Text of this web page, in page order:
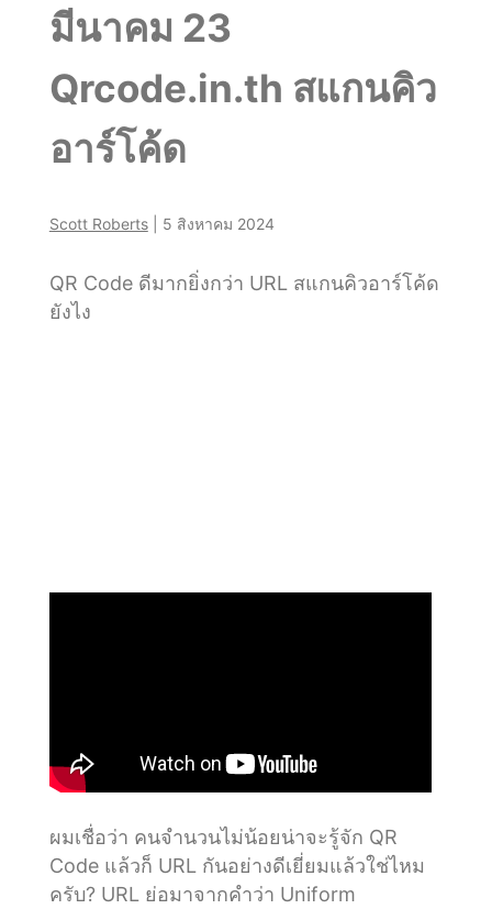
กว่า
10
ล้าน
บาท
ถอน
มีนาคม 23
Qrcode.in.th สแกนคิว
อาร์โค้ด
Scott Roberts 5 สิงหาคม 2024
QR Code ดีมากยิ่งกว่า URL สแกนคิวอาร์โค้ด
ยังไง
ผมเชื่อว่า คนจำนวนไม่น้อยน่าจะรู้จัก QR
Code แล้วก็ URL กันอย่างดีเยี่ยมแล้วใช่ไหม
ครับ? URL ย่อมาจากคำว่า Uniform